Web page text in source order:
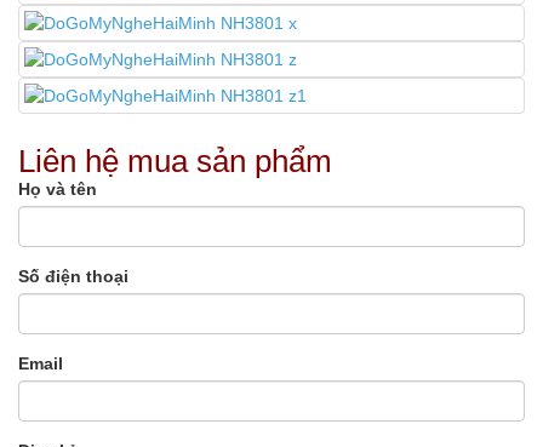
Liên hệ mua sản phẩm
Họ và tên
Số điện thoại
Email